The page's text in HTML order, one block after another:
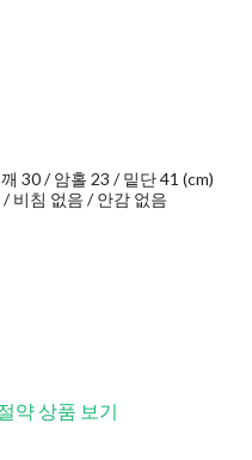
30 / 암홀 23 / 밑단 41 (cm)
비침 없음 / 안감 없음
약 상품 보기